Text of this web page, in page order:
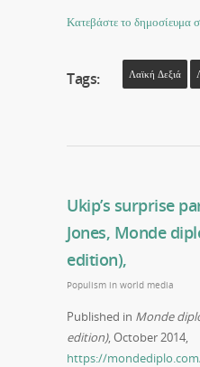
Κατεβάστε το δημοσίευμα
Tags: Λαϊκή Δεξιά
Ukip’s surprise
Jones, Monde
edition),
Populism in world media
Published in Monde
edition), October 2014,
https://